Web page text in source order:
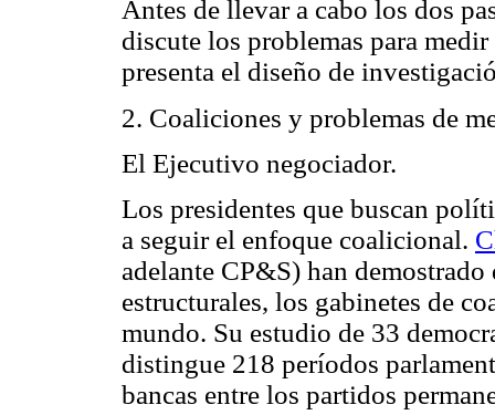
Antes de llevar a cabo los dos
discute los problemas para
presenta el diseño de
2. Coaliciones y problemas de
El Ejecutivo negociador.
Los presidentes que buscan
a seguir el enfoque coalicional.
adelante CP&S) han
estructurales, los gabinetes de
mundo. Su estudio de 33
distingue 218 períodos
bancas entre los partidos